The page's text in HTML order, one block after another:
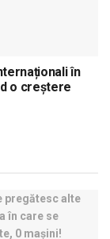
în
o creștere